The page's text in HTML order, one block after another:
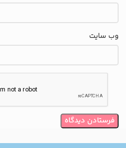
وب‌ سایت